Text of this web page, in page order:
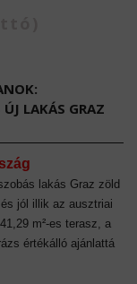
LAKÁS GRAZ
lakás Graz zöld
jól illik az ausztriai
m²-es terasz, a
értékálló ajánlattá